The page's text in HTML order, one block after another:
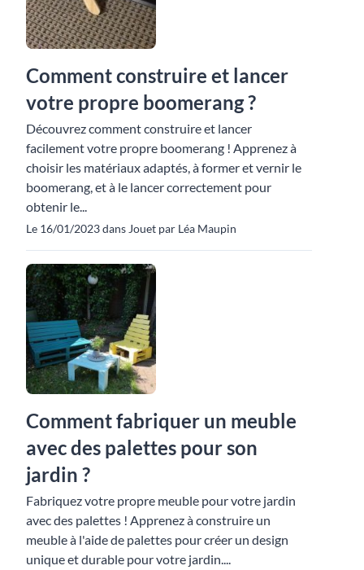
Comment construire et lancer
votre propre boomerang ?
Découvrez comment construire et lancer
facilement votre propre boomerang ! Apprenez à
choisir les matériaux adaptés, à former et vernir le
boomerang, et à le lancer correctement pour
obtenir le...
Le 16/01/2023 dans Jouet par Léa Maupin
Comment fabriquer un meuble
avec des palettes pour son
jardin ?
Fabriquez votre propre meuble pour votre jardin
avec des palettes ! Apprenez à construire un
meuble à l'aide de palettes pour créer un design
unique et durable pour votre jardin....